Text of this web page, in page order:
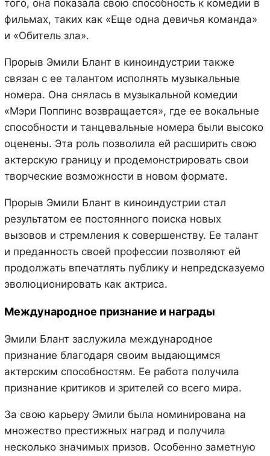
того, она показала свою способность к комедии в
фильмах, таких как «Еще одна девичья команда»
и «Обитель зла».
Прорыв Эмили Блант в киноиндустрии также
связан с ее талантом исполнять музыкальные
номера. Она снялась в музыкальной комедии
«Мэри Поппинс возвращается», где ее вокальные
способности и танцевальные номера были высоко
оценены. Эта роль позволила ей расширить свою
актерскую границу и продемонстрировать свои
творческие возможности в новом формате.
Прорыв Эмили Блант в киноиндустрии стал
результатом ее постоянного поиска новых
вызовов и стремления к совершенству. Ее талант
и преданность своей профессии позволяют ей
продолжать впечатлять публику и непредсказуемо
эволюционировать как актриса.
Международное признание и награды
Эмили Блант заслужила международное
признание благодаря своим выдающимся
актерским способностям. Ее работа получила
признание критиков и зрителей со всего мира.
За свою карьеру Эмили была номинирована на
множество престижных наград и получила
несколько значимых призов. Особенно заметную